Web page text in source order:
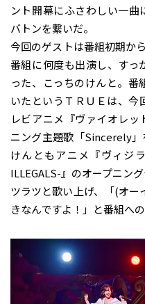
ント開幕にふさわしい一曲
バトンを繋いだ。
今回のゲストは番組初期か
番組に何度も出演し、すっ
った、こっちのけんと。
いたというＴＲＵＥは、
レビアニメ『ヴァイオレ
ニング主題歌「Sincerely
けんともアニメ『ヴィジ
ILLEGALS-』のオープニン
ツラツと歌い上げ、「(オ
きなんですよ！」と番組へ